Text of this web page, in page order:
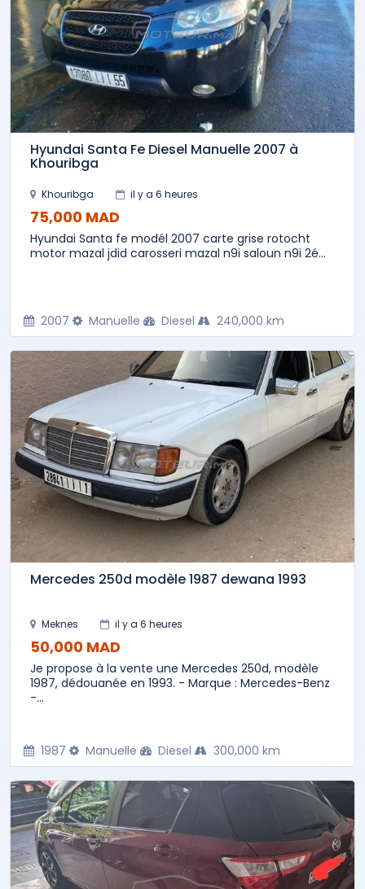
Hyundai Santa Fe Diesel Manuelle 2007 à
Khouribga
Khouribga il y a 6 heures
75,000 MAD
Hyundai Santa fe modél 2007 carte grise rotocht
motor mazal jdid carosseri mazal n9i saloun n9i 2é...
2007 Manuelle Diesel 240,000 km
Mercedes 250d modèle 1987 dewana 1993
Meknes il y a 6 heures
50,000 MAD
Je propose à la vente une Mercedes 250d, modèle
1987, dédouanée en 1993. - Marque : Mercedes-Benz
-...
1987 Manuelle Diesel 300,000 km